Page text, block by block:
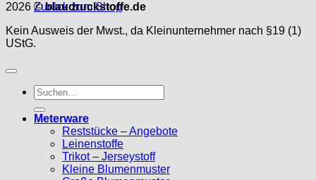
Zurück zum Shop
2026 ©blaudruckstoffe.de
Kein Ausweis der Mwst., da Kleinunternehmer nach §19 (1)
UStG.
Suche
nach:
Meterware
Reststücke – Angebote
Leinenstoffe
Trikot – Jerseystoff
Kleine Blumenmuster